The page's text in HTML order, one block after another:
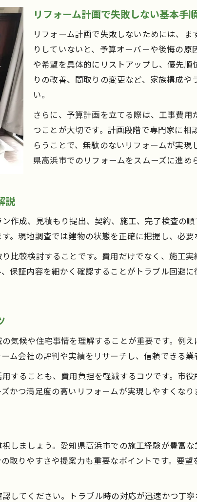
暮らしやすさ重視のリフォーム提案ポイント
リフォーム活用で叶える快適な生活空間
理想のライフスタイルに合わせたリフォーム術
リフォームで住まいの価値を高める方法
快適な住まいはリフォームで実現
リフォームで耐震性と安全性を強化する方法
バリアフリー対応リフォームのポイントとは
快適な水回りをリフォームで叶えるコツ
家族の安全を守るためのリフォーム提案
リフォームで健康的な住環境をつくる秘訣
リフォーム成功事例から学ぶポイント紹介
安心リフォームへ導く実際の体験談まとめ
高浜市で人気のリフォーム実例を解説
失敗しないリフォームのための事例分析
リフォーム費用を抑える補助制度の選び方
補助金対象となるリフォーム内容を解説
に合った間取り変更ポイント解説
間取り変更リフォームのポイントを解説
リフォーム計画で失敗しない基本手
リフォーム計画で失敗しないためには、
りしていないと、予算オーバーや後悔の
や希望を具体的にリストアップし、優先
りの改善、間取りの変更など、家族構成
い。
さらに、予算計画を立てる際は、工事費
つことが大切です。計画段階で専門家に
らうことで、無駄のないリフォームが実
県高浜市でのリフォームをスムーズに進め
説
作成、見積もり提出、契約、施工、完了検査の
。現地調査では建物の状態を正確に把握し、必要
比較検討することです。費用だけでなく、施工
保証内容を細かく確認することがトラブル回避
気候や住宅事情を理解することが重要です。例
ム会社の評判や実績をリサーチし、信頼できる業
することも、費用負担を軽減するコツです。市
かつ満足度の高いリフォームが実現しやすくなり
しましょう。愛知県高浜市での施工経験が豊富
取りやすさや提案力も重要なポイントです。要
してください。トラブル時の対応が迅速かつ丁